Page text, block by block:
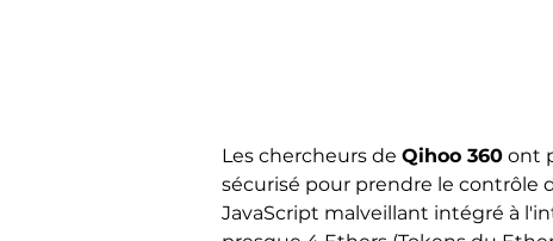
Les chercheurs de Qihoo 360 ont
sécurisé pour prendre le contrôle
JavaScript malveillant intégré à